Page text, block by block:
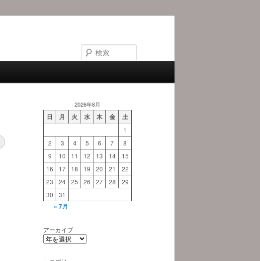
索
2026年8月
日 月 火 水 木 金 土
1
2
3 4 5 6 7
8
9
10 11 12 13 14
15
16
17 18 19 20 21
22
23
24 25 26 27 28
29
30
31
« 7月
アーカイブ